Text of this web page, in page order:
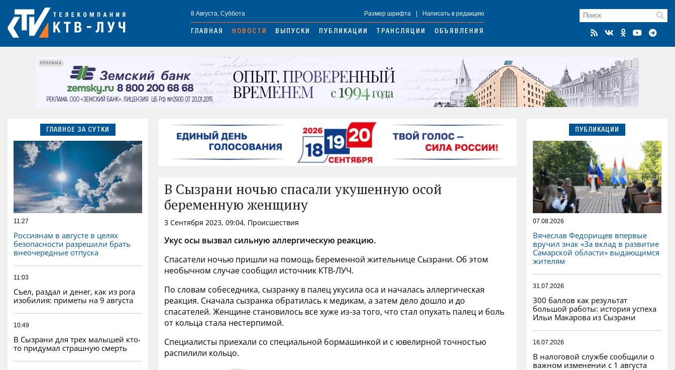
8 Августа, Суббота Размер шрифта Написать в редакцию
ГЛАВНАЯ НОВОСТИ ВЫПУСКИ ПУБЛИКАЦИИ ТРАНСЛЯЦИИ ОБЪЯВЛЕНИЯ
РЕКЛАМА
ГЛАВНОЕ ЗА СУТКИ
11:27
Россиянам в августе в целях
безопасности разрешили брать
внеочередные отпуска
11:03
Съел, раздал и денег, как из рога
изобилия: приметы на 9 августа
10:49
В Сызрани для трех малышей кто-
то придумал страшную смерть
В Сызрани ночью спасали укушенную осой
беременную женщину
3 Сентября 2023, 09:04, Происшествия
Укус осы вызвал сильную аллергическую реакцию.
Спасатели ночью пришли на помощь беременной жительнице Сызрани. Об этом
необычном случае сообщил источник КТВ-ЛУЧ.
По словам собеседника, сызранку в палец укусила оса и началась аллергическая
реакция. Сначала сызранка обратилась к медикам, а затем дело дошло и до
спасателей. Женщине становилось все хуже из-за того, что стал опухать палец и боль
от кольца стала нестерпимой.
Специалисты приехали со специальной бормашинкой и с ювелирной точностью
распилили кольцо.
ПУБЛИКАЦИИ
07.08.2026
Вячеслав Федорищев впервые
вручил знак «За вклад в развитие
Самарской области» выдающимся
жителям
31.07.2026
300 баллов как результат
большой работы: история успеха
Ильи Макарова из Сызрани
16.07.2026
В налоговой службе сообщили о
важном изменении с 1 августа